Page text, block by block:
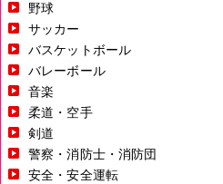
野球
サッカー
バスケットボール
バレーボール
音楽
柔道・空手
剣道
警察・消防士・消防団
安全・安全運転